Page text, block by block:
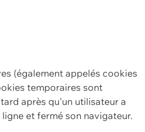
(également appelés cookies
temporaires sont
après qu'un utilisateur a
et fermé son navigateur.